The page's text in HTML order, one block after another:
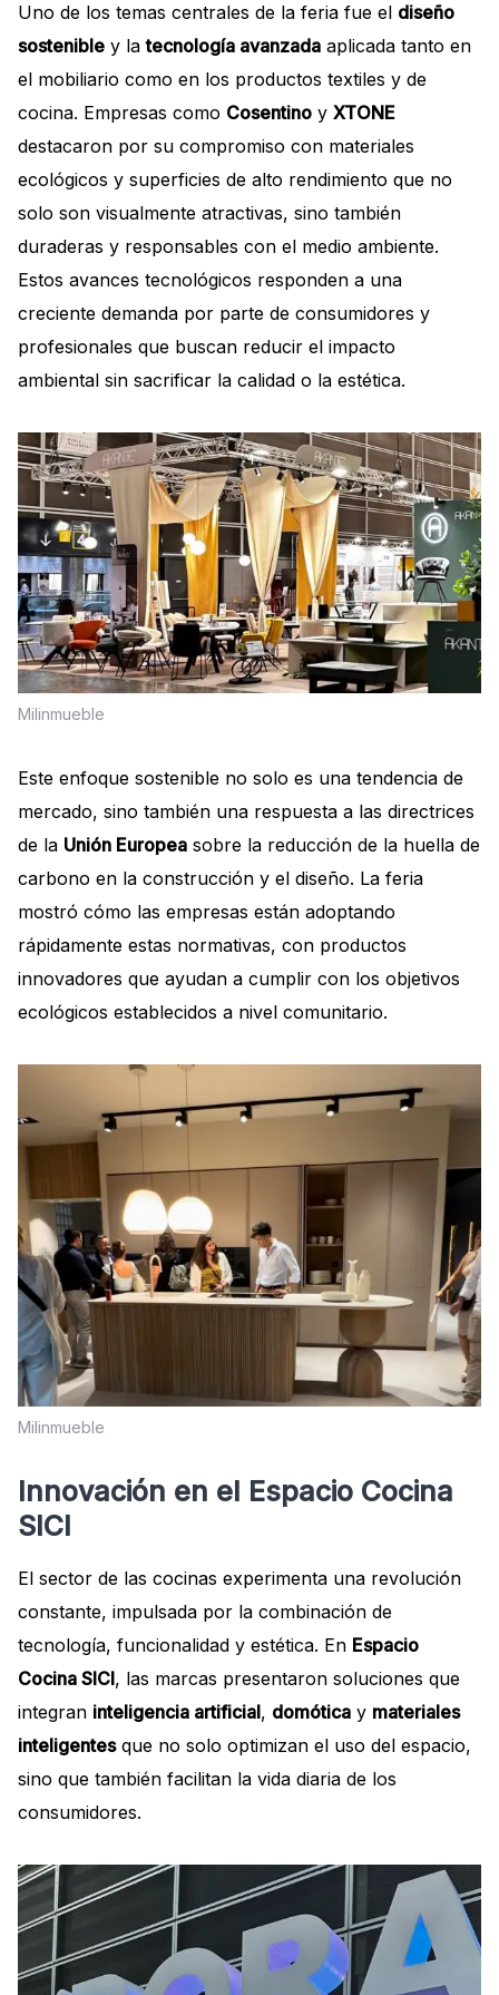
Uno de los temas centrales de la feria fue el diseño
sostenible y latecnología avanzada aplicada tanto en
el mobiliario como en los productos textiles y de
cocina. Empresas como Cosentino y XTONE
destacaron por su compromiso con materiales
ecológicos y superficies de alto rendimiento que no
solo son visualmente atractivas, sino también
duraderas y responsables con el medio ambiente.
Estos avances tecnológicos responden a una
creciente demanda por parte de consumidores y
profesionales que buscan reducir el impacto
ambiental sin sacrificar la calidad o la estética.
Milinmueble
Este enfoque sostenible no solo es una tendencia de
mercado, sino también una respuesta a las directrices
de la Unión Europea sobre la reducción de la huella de
carbono en la construcción y el diseño. La feria
mostró cómo las empresas están adoptando
rápidamente estas normativas, con productos
innovadores que ayudan a cumplir con los objetivos
ecológicos establecidos a nivel comunitario.
Milinmueble
Innovación en el Espacio Cocina
SICI
El sector de las cocinas experimenta una revolución
constante, impulsada por la combinación de
tecnología, funcionalidad y estética. En Espacio
Cocina SICI, las marcas presentaron soluciones que
integran inteligencia artificial, domótica y materiales
inteligentesque no solo optimizan el uso del espacio,
sino que también facilitan la vida diaria de los
consumidores.